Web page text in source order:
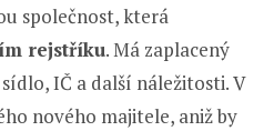
společnost, která
rejstříku. Má zaplacený
IČ a další náležitosti. V
nového majitele, aniž by